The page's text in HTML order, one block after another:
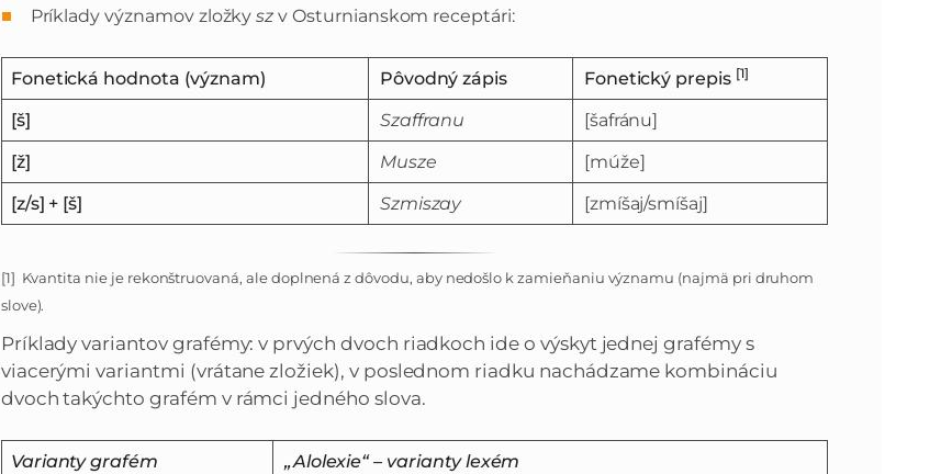
Príklady významov zložkysz v Osturnianskom receptári:
Fonetická hodnota (význam) Pôvodný zápis Fonetický prepis [1]
[š] Szaffranu
[šafránu]
[ž]
Musze
[múže]
[z/s] + [š]
Szmiszay [zmíšaj/smíšaj]
[1] Kvantita nie je rekonštruovaná, ale doplnená z dôvodu, aby nedošlo k zamieňaniu významu (najmä pri druhom
slove).
Príklady variantov grafémy: v prvých dvoch riadkoch ide o výskyt jednej grafémy s
viacerými variantmi (vrátane zložiek), v poslednom riadku nachádzame kombináciu
dvoch takýchto grafém v rámci jedného slova.
Varianty grafém
„Alolexie“ – varianty lexém